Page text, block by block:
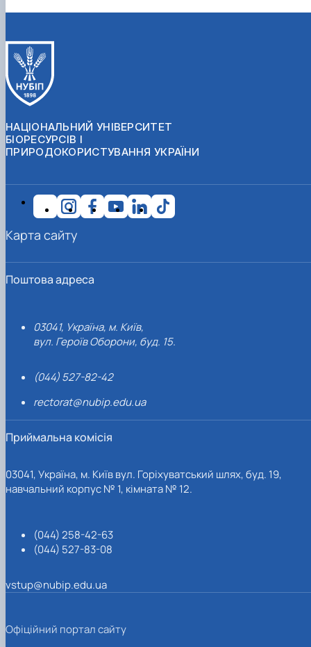
НАЦІОНАЛЬНИЙ УНІВЕРСИТЕТ
БІОРЕСУРСІВ І
ПРИРОДОКОРИСТУВАННЯ УКРАЇНИ
Поштова адреса
03041, Україна, м. Київ,
вул. Героїв Оборони, буд. 15.
(044) 527-82-42
rectorat@nubip.edu.ua
Приймальна комісія
03041, Україна, м. Київ вул. Горіхуватський шлях, буд. 19,
навчальний корпус № 1, кімната № 12.
(044) 258-42-63
(044) 527-83-08
vstup@nubip.edu.ua
Карта сайту
Офіційний портал сайту